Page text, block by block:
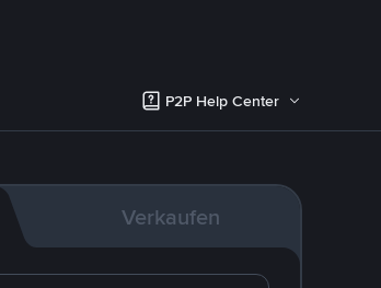
P2P Help Center
Verkaufen